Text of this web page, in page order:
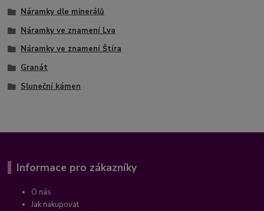
Náramky dle minerálů
Náramky ve znamení Lva
Náramky ve znamení Štíra
Granát
Sluneční kámen
Informace pro zákazníky
O nás
Jak nakupovat